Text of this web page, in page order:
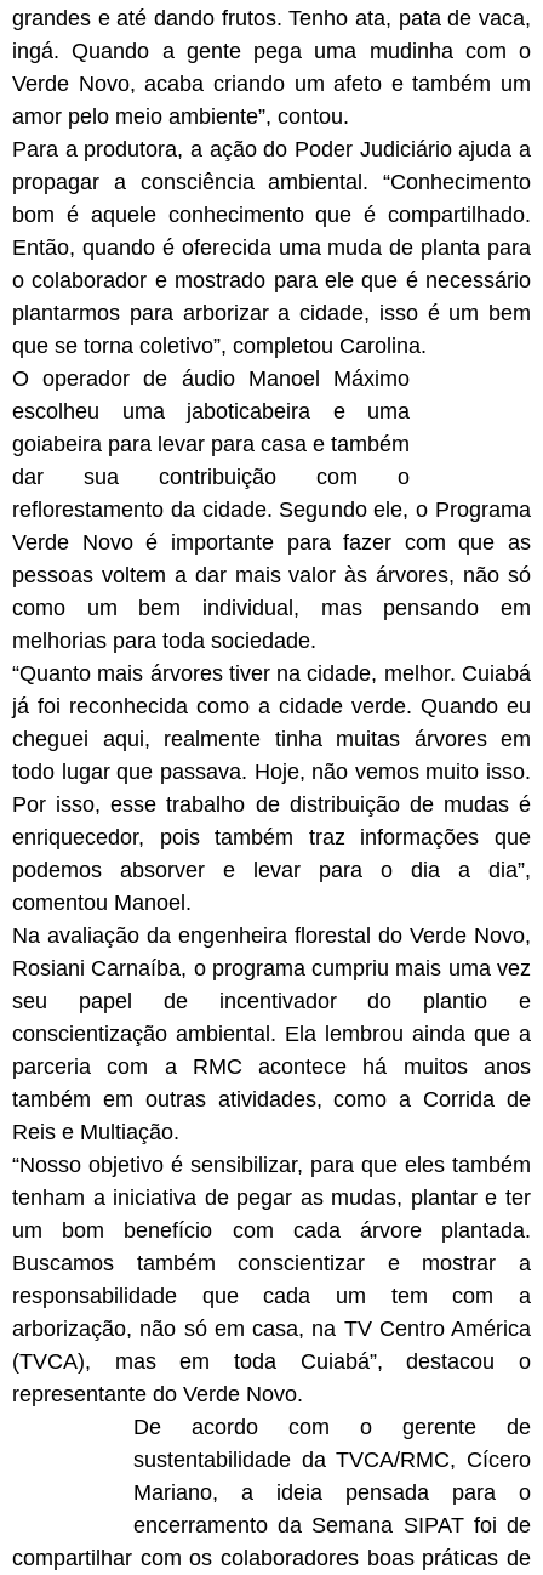
grandes e até dando frutos. Tenho ata, pata de vaca,
ingá. Quando a gente pega uma mudinha com o
Verde Novo, acaba criando um afeto e também um
amor pelo meio ambiente”, contou.
Para a produtora, a ação do Poder Judiciário ajuda a
propagar a consciência ambiental. “Conhecimento
bom é aquele conhecimento que é compartilhado.
Então, quando é oferecida uma muda de planta para
o colaborador e mostrado para ele que é necessário
plantarmos para arborizar a cidade, isso é um bem
que se torna coletivo”, completou Carolina.
O operador de áudio Manoel Máximo
escolheu uma jaboticabeira e uma
goiabeira para levar para casa e também
dar sua contribuição com o
reflorestamento da cidade. Segundo ele, o Programa
Verde Novo é importante para fazer com que as
pessoas voltem a dar mais valor às árvores, não só
como um bem individual, mas pensando em
melhorias para toda sociedade.
“Quanto mais árvores tiver na cidade, melhor. Cuiabá
já foi reconhecida como a cidade verde. Quando eu
cheguei aqui, realmente tinha muitas árvores em
todo lugar que passava. Hoje, não vemos muito isso.
Por isso, esse trabalho de distribuição de mudas é
enriquecedor, pois também traz informações que
podemos absorver e levar para o dia a dia”,
comentou Manoel.
Na avaliação da engenheira florestal do Verde Novo,
Rosiani Carnaíba, o programa cumpriu mais uma vez
seu papel de incentivador do plantio e
conscientização ambiental. Ela lembrou ainda que a
parceria com a RMC acontece há muitos anos
também em outras atividades, como a Corrida de
Reis e Multiação.
“Nosso objetivo é sensibilizar, para que eles também
tenham a iniciativa de pegar as mudas, plantar e ter
um bom benefício com cada árvore plantada.
Buscamos também conscientizar e mostrar a
responsabilidade que cada um tem com a
arborização, não só em casa, na TV Centro América
(TVCA), mas em toda Cuiabá”, destacou o
representante do Verde Novo.
De acordo com o gerente de
sustentabilidade da TVCA/RMC, Cícero
Mariano, a ideia pensada para o
encerramento da Semana SIPAT foi de
compartilhar com os colaboradores boas práticas de